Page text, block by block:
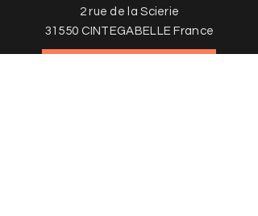
2 rue de la Scierie
31550 CINTEGABELLE France